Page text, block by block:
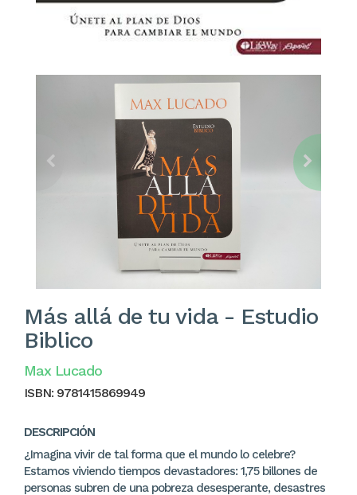
Más allá de tu vida - Estudio
Biblico
Max Lucado
ISBN: 9781415869949
DESCRIPCIÓN
¿Imagina vivir de tal forma que el mundo lo celebre?
Estamos viviendo tiempos devastadores: 1,75 billones de
personas subren de una pobreza desesperante, desastres